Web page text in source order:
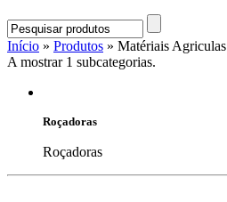
Início » Produtos » Matériais Agriculas
A mostrar 1 subcategorias.
Roçadoras
Roçadoras